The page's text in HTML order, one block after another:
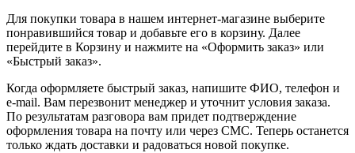
Для покупки товара в нашем интернет-магазине выберите
понравившийся товар и добавьте его в корзину. Далее
перейдите в Корзину и нажмите на «Оформить заказ» или
«Быстрый заказ».
Когда оформляете быстрый заказ, напишите ФИО, телефон и
e-mail. Вам перезвонит менеджер и уточнит условия заказа.
По результатам разговора вам придет подтверждение
оформления товара на почту или через СМС. Теперь останется
только ждать доставки и радоваться новой покупке.